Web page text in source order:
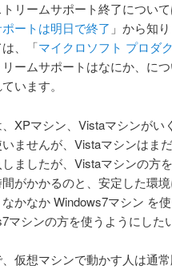
リームサポート終了につい
ートは明日で終了 」から知
、「マイクロソフト プロダ
ームサポートはなにか、に
います。
XPマシン、Vistaマシンが
ませんが、Vistaマシンはま
しましたが、Vistaマシンの方
がかかるのと、安定した環
かなか Windows7マシン を
マシンの方を使うようにした
仮想マシンで動かす人は通